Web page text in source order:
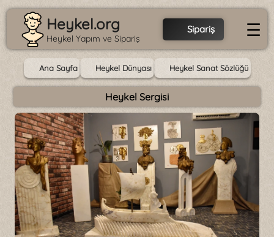
Heykel.org
Heykel Yapım ve Sipariş
Sipariş ☰
Ana Sayfa Heykel Dünyası Heykel Sanat Sözlüğü
Heykel Sergisi